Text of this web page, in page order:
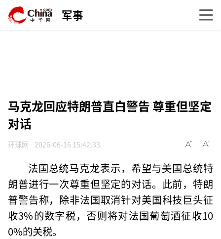
军事
马克龙回应特朗普直白警告 尊重但坚定
对话
环球网 2026-06-16 15:42:33
法国总统马克龙表示，希望与美国总统特
朗普进行一次尊重但坚定的对话。此前，特朗
普警告称，除非法国取消针对美国科技巨头征
收3%的数字税，否则将对法国葡萄酒征收10
0%的关税。